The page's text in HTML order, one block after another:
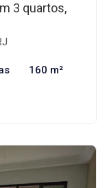
3 quartos,
160 m²